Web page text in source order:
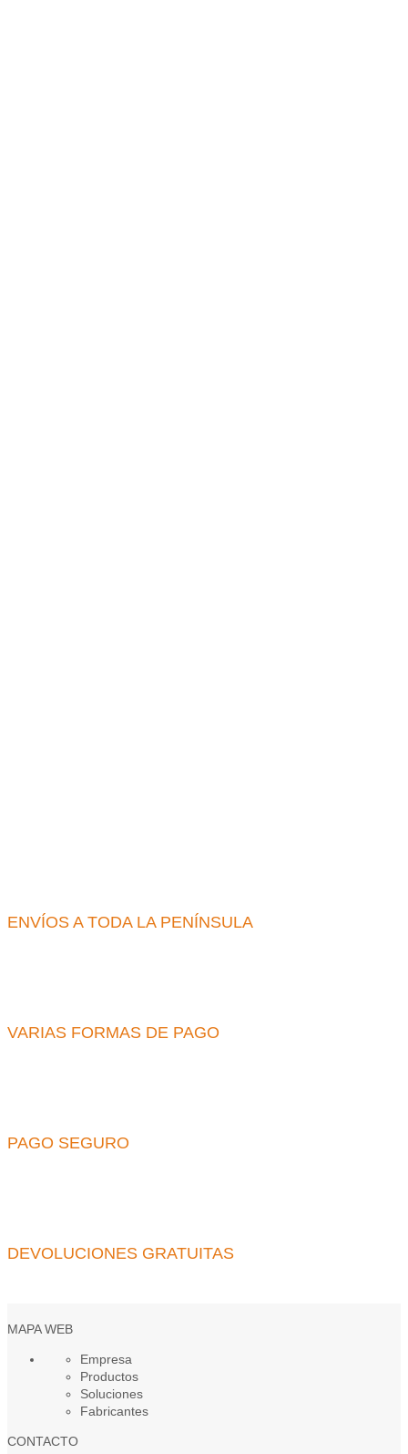
ENVÍOS A TODA LA PENÍNSULA
VARIAS FORMAS DE PAGO
PAGO SEGURO
DEVOLUCIONES GRATUITAS
MAPA WEB
Empresa
Productos
Soluciones
Fabricantes
CONTACTO